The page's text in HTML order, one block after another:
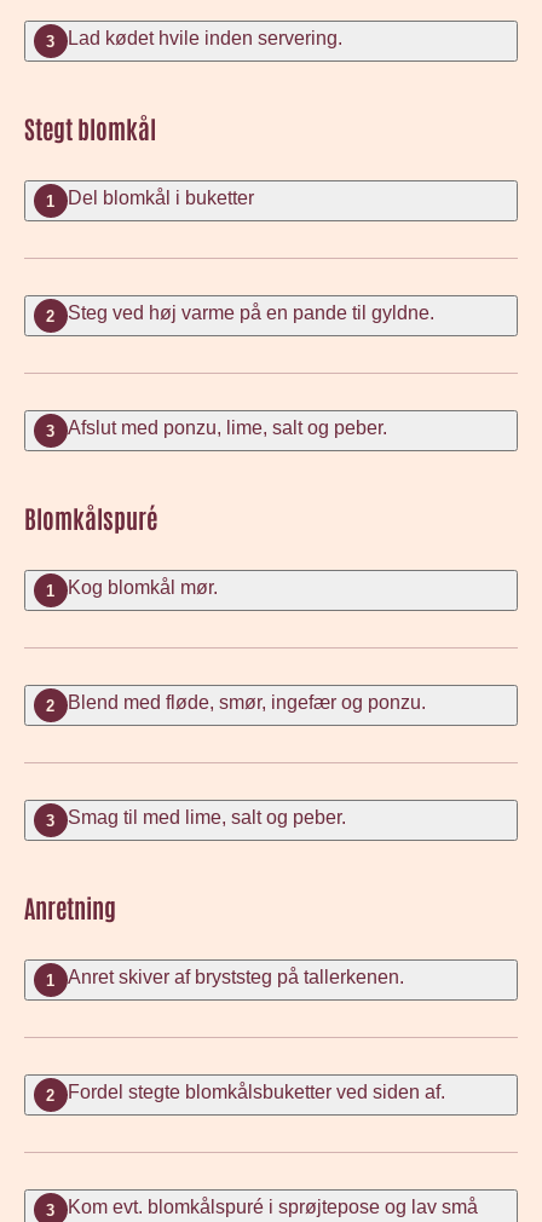
3 Lad kødet hvile inden servering.
Stegt blomkål
1 Del blomkål i buketter
2 Steg ved høj varme på en pande til gyldne.
3 Afslut med ponzu, lime, salt og peber.
Blomkålspuré
1 Kog blomkål mør.
2 Blend med fløde, smør, ingefær og ponzu.
3 Smag til med lime, salt og peber.
Anretning
1 Anret skiver af bryststeg på tallerkenen.
2 Fordel stegte blomkålsbuketter ved siden af.
3
Kom evt. blomkålspuré i sprøjtepose og lav små